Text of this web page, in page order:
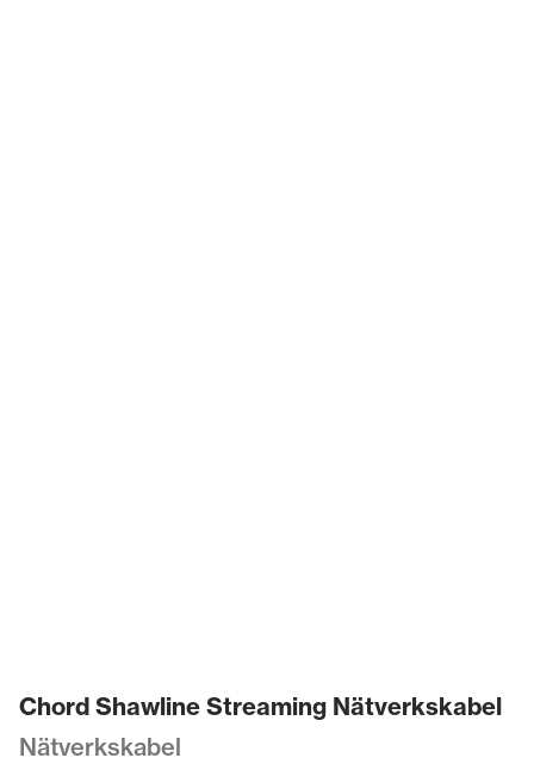
Chord Shawline Streaming Nätverkskabel
Nätverkskabel